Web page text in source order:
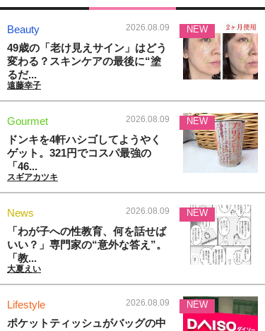
Beauty 2026.08.09
49歳の「老け見えサイン」はどう
変わる？スキンケアの最後に“塗
るだ...
遠藤幸子
NEW
Gourmet 2026.08.09
ドンキを4軒ハシゴしてようやく
ゲット。321円でコスパ最強の
「46...
スギアカツキ
NEW
News 2026.08.09
「わが子への性教育、何を話せば
いい？」専門家の“意外な答え”。
「教...
大夏えい
NEW
Lifestyle 2026.08.09
ポケットティッシュがバッグの中
NEW